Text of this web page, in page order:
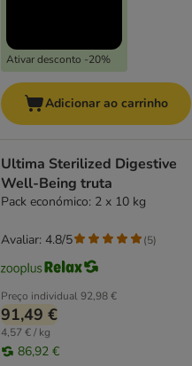
Ativar desconto -20%
Adicionar ao carrinho
Ultima Sterilized Digestive
Well-Being truta
Pack económico: 2 x 10 kg
Preço individual92,98 €
91,49 €
4,57 € / kg
86,92 €
Avaliar: 4.8/5 (5)